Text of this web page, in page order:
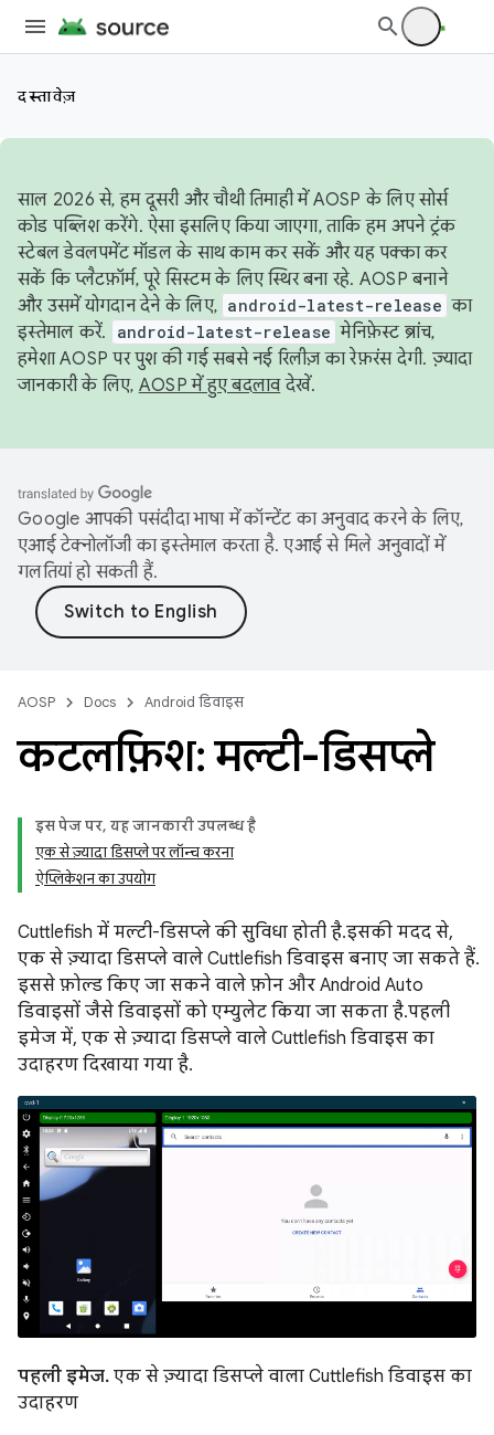
दस्तावेज़
साल 2026 से, हम दूसरी और चौथी तिमाही में AOSP के लिए सोर्स
कोड पब्लिश करेंगे. ऐसा इसलिए किया जाएगा, ताकि हम अपने ट्रंक
स्टेबल डेवलपमेंट मॉडल के साथ काम कर सकें और यह पक्का कर
सकें कि प्लैटफ़ॉर्म, पूरे सिस्टम के लिए स्थिर बना रहे. AOSP बनाने
और उसमें योगदान देने के लिए, android-latest-release का
इस्तेमाल करें.
android-latest-release मेनिफ़ेस्ट ब्रांच,
हमेशा AOSP पर पुश की गई सबसे नई रिलीज़ का रेफ़रंस देगी. ज़्यादा
जानकारी के लिए, AOSP में हुए बदलावदेखें.
Google आपकी पसंदीदा भाषा में कॉन्टेंट का अनुवाद करने के लिए,
एआई टेक्नोलॉजी का इस्तेमाल करता है. एआई से मिले अनुवादों में
गलतियां हो सकती हैं.
AOSP Docs Android डिवाइस
कटलफ़िश: मल्टी-डिसप्ले
इस पेज पर, यह जानकारी उपलब्ध है
एक से ज़्यादा डिसप्ले पर लॉन्च करना
ऐप्लिकेशन का उपयोग
Cuttlefish में मल्टी-डिसप्ले की सुविधा होती है. इसकी मदद से,
एक से ज़्यादा डिसप्ले वाले Cuttlefish डिवाइस बनाए जा सकते हैं.
इससे फ़ोल्ड किए जा सकने वाले फ़ोन और Android Auto
डिवाइसों जैसे डिवाइसों को एम्युलेट किया जा सकता है. पहली
इमेज में, एक से ज़्यादा डिसप्ले वाले Cuttlefish डिवाइस का
उदाहरण दिखाया गया है.
पहली इमेज. एक से ज़्यादा डिसप्ले वाला Cuttlefish डिवाइस का
उदाहरण